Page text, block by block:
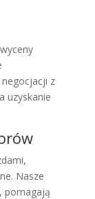
z
uzyskanie
Nasze
pomagają